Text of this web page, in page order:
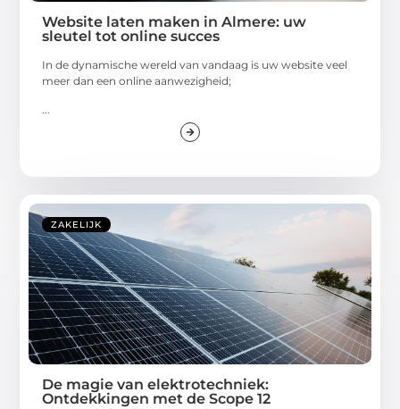
Website laten maken in Almere: uw
sleutel tot online succes
In de dynamische wereld van vandaag is uw website veel
meer dan een online aanwezigheid;
...
ZAKELIJK
De magie van elektrotechniek:
Ontdekkingen met de Scope 12